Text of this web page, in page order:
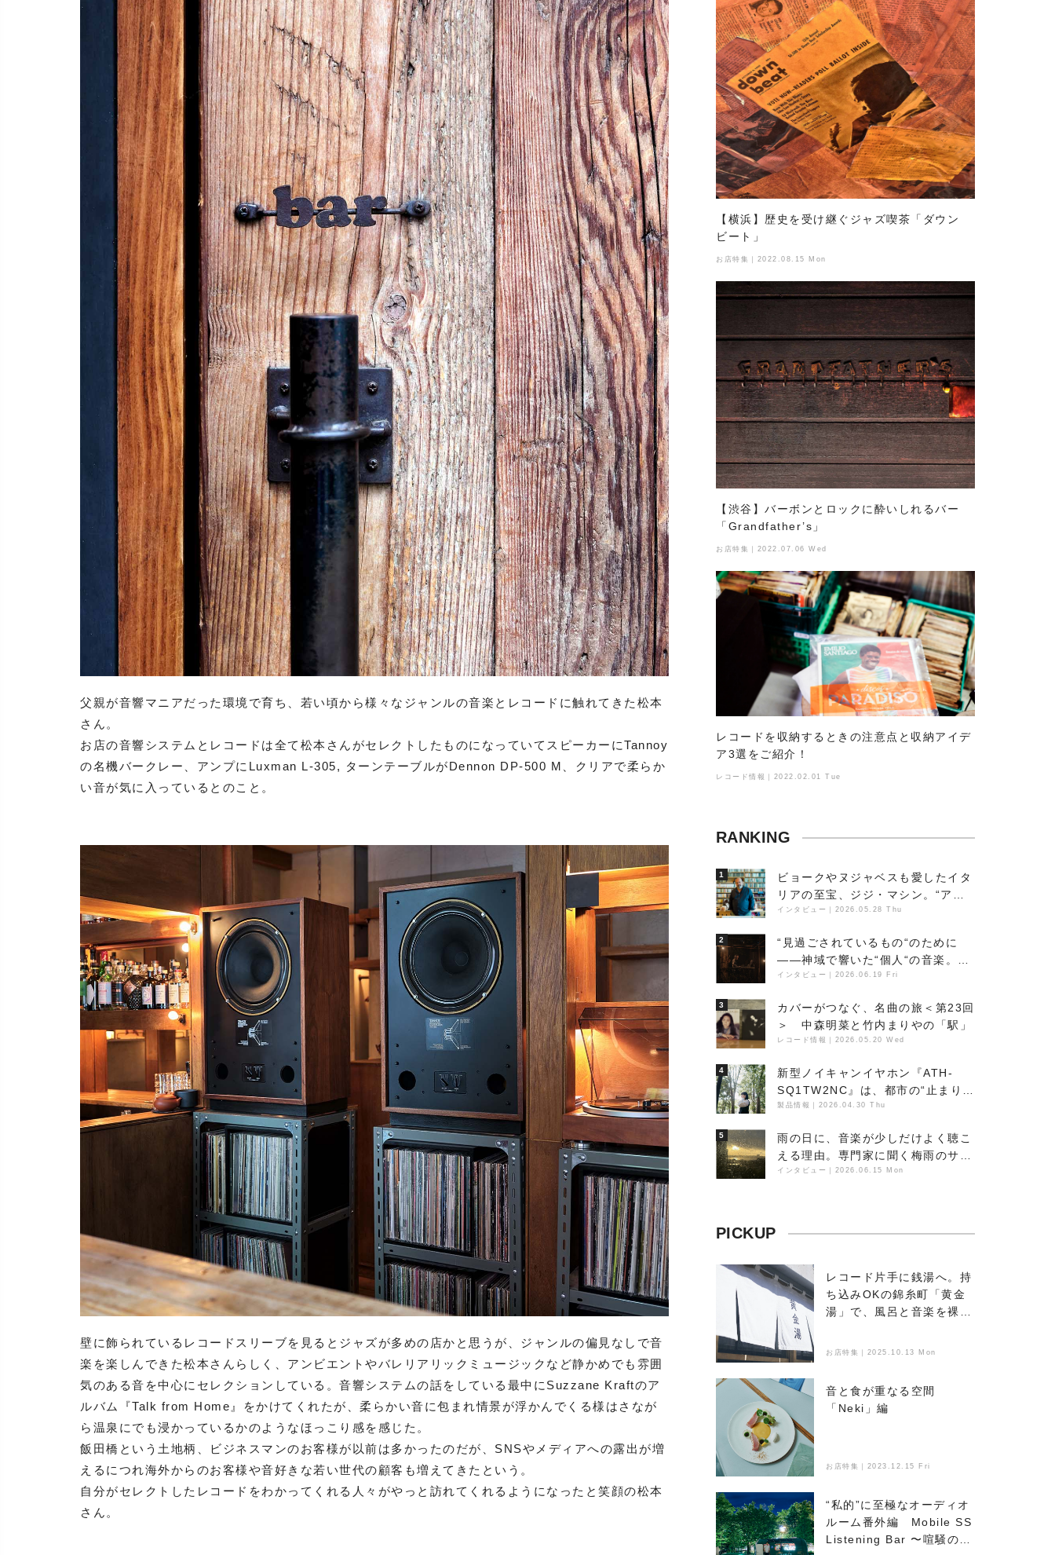
父親が音響マニアだった環境で育ち、若い頃から様々なジャンルの音楽とレコードに触れてきた松本
さん。
お店の音響システムとレコードは全て松本さんがセレクトしたものになっていてスピーカーにTannoy
の名機バークレー、アンプにLuxman L-305, ターンテーブルがDennon DP-500 M、クリアで柔らか
い音が気に入っているとのこと。
壁に飾られているレコードスリーブを見るとジャズが多めの店かと思うが、ジャンルの偏見なしで音
楽を楽しんできた松本さんらしく、アンビエントやバレリアリックミュージックなど静かめでも雰囲
気のある音を中心にセレクションしている。音響システムの話をしている最中にSuzzane Kraftのア
ルバム『Talk from Home』をかけてくれたが、柔らかい音に包まれ情景が浮かんでくる様はさなが
ら温泉にでも浸かっているかのようなほっこり感を感じた。
飯田橋という土地柄、ビジネスマンのお客様が以前は多かったのだが、SNSやメディアへの露出が増
えるにつれ海外からのお客様や音好きな若い世代の顧客も増えてきたという。
自分がセレクトしたレコードをわかってくれる人々がやっと訪れてくれるようになったと笑顔の松本
さん。
【横浜】歴史を受け継ぐジャズ喫茶「ダウン
ビート」
お店特集｜2022.08.15 Mon
【渋谷】バーボンとロックに酔いしれるバー
「Grandfather’s」
お店特集｜2022.07.06 Wed
レコードを収納するときの注意点と収納アイデ
ア3選をご紹介！
レコード情報｜2022.02.01 Tue
RANKING
1
ビョークやヌジャベスも愛したイタ
リアの至宝、ジジ・マシン。“アン
ビエントの巨匠”が明かす創作の原
景
インタビュー 2026.05.28 Thu
2
“見過ごされているもの“のために
――神域で響いた“個人“の音楽。冥
丁の『赤城 夜神楽』をレポート
インタビュー 2026.06.19 Fri
3
カバーがつなぐ、名曲の旅＜第23回
＞ 中森明菜と竹内まりやの「駅」
レコード情報 2026.05.20 Wed
4
新型ノイキャンイヤホン『ATH-
SQ1TW2NC』は、都市の“止まり
木”になり得るーシンガーソングラ
製品情報 2026.04.30 Thu
5
雨の日に、音楽が少しだけよく聴こ
える理由。専門家に聞く梅雨のサウ
ンドスケープ
インタビュー 2026.06.15 Mon
PICKUP
レコード片手に銭湯へ。持
ち込みOKの錦糸町「黄金
湯」で、風呂と音楽を裸で
お店特集｜2025.10.13 Mon
音と食が重なる空間
「Neki」編
お店特集｜2023.12.15 Fri
“私的”に至極なオーディオ
ルーム番外編 Mobile SS
Listening Bar 〜喧騒のな